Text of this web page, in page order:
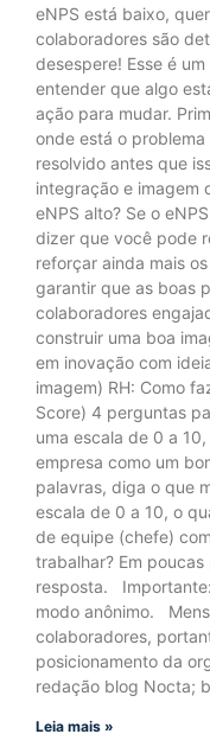
eNPS está baixo,
colaboradores são
desespere! Esse é
entender que algo
ação para mudar.
onde está o
resolvido antes que
integração e
eNPS alto? Se o
dizer que você pode
reforçar ainda mais
garantir que as boas
colaboradores
construir uma boa
em inovação com
imagem) RH: Como
Score) 4 perguntas
uma escala de 0 a
empresa como um
palavras, diga o que
escala de 0 a 10, o
de equipe (chefe)
trabalhar? Em
resposta.
modo anônimo.
colaboradores,
posicionamento da
redação blog Nocta;
Leia mais »